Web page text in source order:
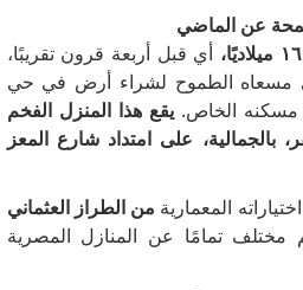
عن الماضي
أي قبل أربعة قرون تقريبًا،
مسعاه الطموح لشراء أرض في حي
مسكنه الخاص.يقع هذا المنزل الفخم
بالجمالية، على امتداد شارع المعز
المعمارية من الطراز العثماني
تمامًا عن المنازل المصرية